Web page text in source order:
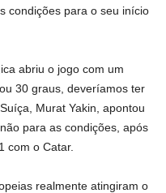
condições para o seu início
abriu o jogo com um
30 graus, deveríamos ter
Murat Yakin, apontou
para as condições, após
com o Catar.
realmente atingiram o